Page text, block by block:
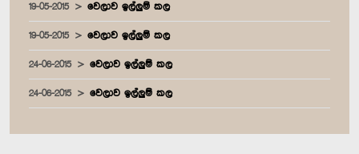
19-05-2015 වෙලාව ඉල්ලුම් කල
19-05-2015 වෙලාව ඉල්ලුම් කල
24-06-2015 වෙලාව ඉල්ලුම් කල
24-06-2015 වෙලාව ඉල්ලුම් කල